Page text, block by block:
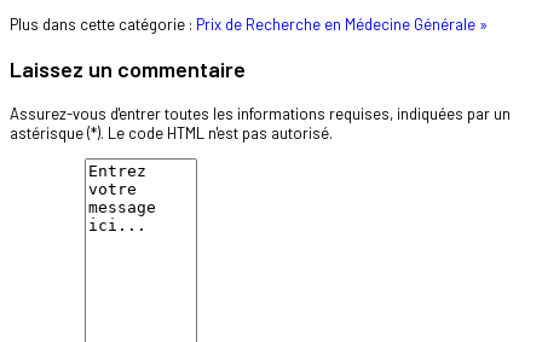
Plus dans cette catégorie : Prix de Recherche en Médecine Générale »
Laissez un commentaire
Assurez-vous d'entrer toutes les informations requises, indiquées par un
astérisque (*). Le code HTML n'est pas autorisé.